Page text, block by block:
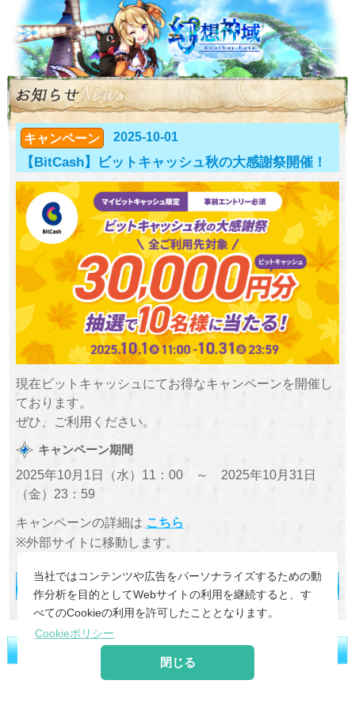
当社ではコンテンツや広告をパーソナライズするための動
作分析を目的としてWebサイトの利用を継続すると、す
べてのCookieの利用を許可したこととなります。
Cookieポリシー
閉じる
キャンペーン 2025-10-01
【BitCash】ビットキャッシュ秋の大感謝祭開催！
現在ビットキャッシュにてお得なキャンペーンを開催し
ております。
ぜひ、ご利用ください。
キャンペーン期間
2025年10月1日（水）11：00 ～ 2025年10月31日
（金）23：59
キャンペーンの詳細は こちら
※外部サイトに移動します。